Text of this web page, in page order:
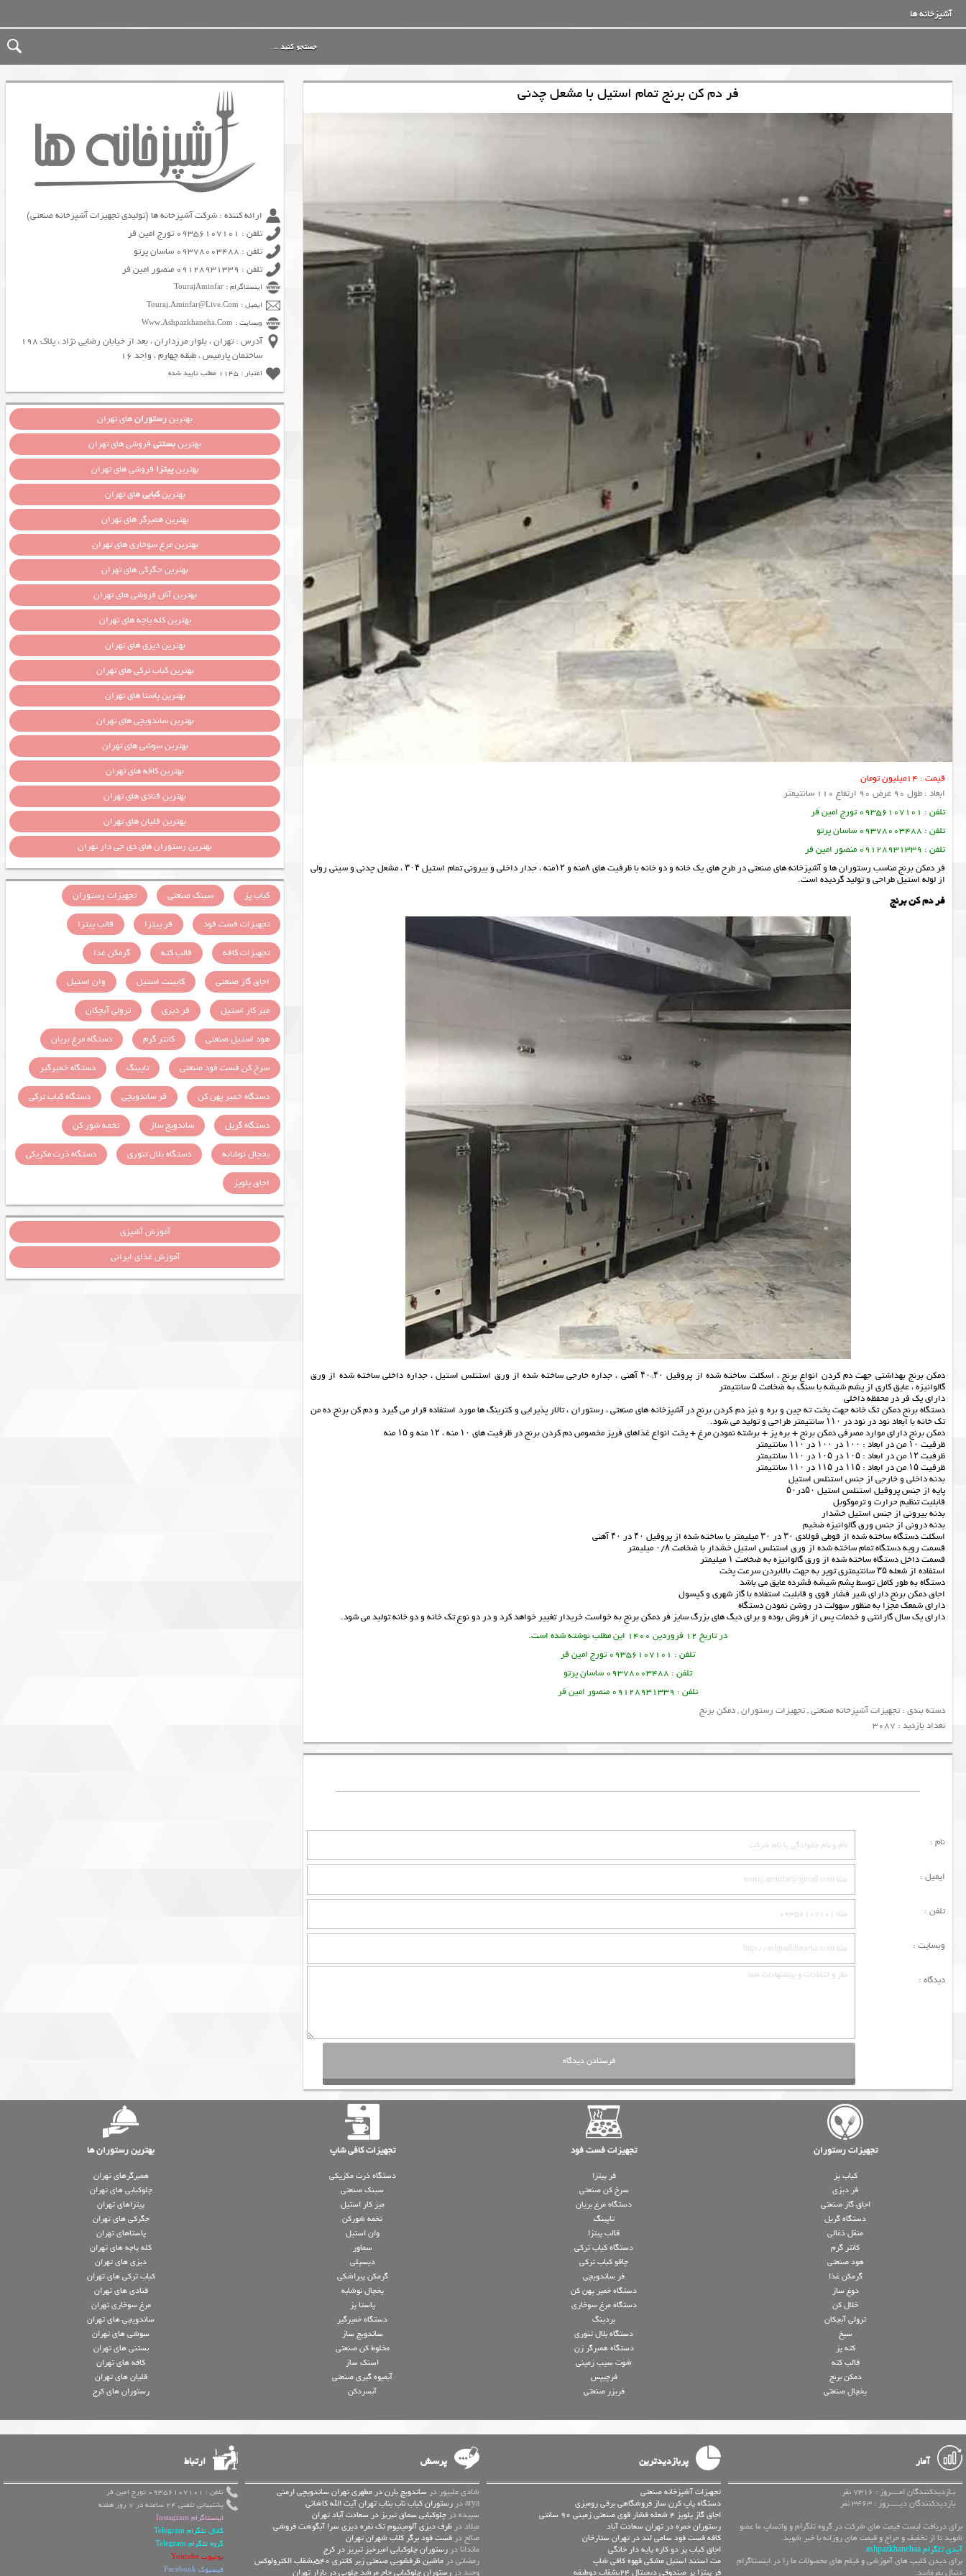
آشپزخانه ها
فر دم کن برنج تمام استیل با مشعل چدنی
قیمت : 14میلیون تومان
ابعاد : طول 90 عرض 90 ارتفاع 110 سانتیمتر
تلفن : 09356107101 تورج امین فر
تلفن : 09378003488 ساسان پرتو
تلفن : 09128931339 منصور امین فر
فر دمکن برنج مناسب رستوران ها و آشپزخانه های صنعتی در طرح های یک خانه و دو خانه با ظرفیت های ۸منه و ۱۲منه ، جدار داخلی و بیرونی تمام استیل ۳۰۴ ، مشعل چدنی و سینی رولی
از لوله استیل طراحی و تولید گردیده است.
فر دم کن برنج
دمکن برنج بهداشتی جهت دم کردن انواع برنج ، اسکلت ساخته شده از پروفیل ۴۰*۴۰ آهنی ، جداره خارجی ساخته شده از ورق استنلس استیل ، جداره داخلی ساخته شده از ورق
گالوانیزه ، عایق کاری از پشم شیشه یا سنگ به ضخامت ۵ سانتیمتر
دارای یک فر در محفظه داخلی
دستگاه برنج دمکن تک خانه جهت پخت ته چین و بره و نیز دم کردن برنج در آشپزخانه های صنعتی ، رستوران ، تالار پذیرایی و کترینگ ها مورد استفاده قرار می گیرد و دم کن برنج ده من
تک خانه با ابعاد نود در نود در ۱۱۰ سانتیمتر طراحی و تولید می شود.
دمکن برنج دارای موارد مصرفی دمکن برنج + بره پز + برشته نمودن مرغ + پخت انواع غذاهای فرپز مخصوص دم کردن برنج در ظرفیت های ۱۰ منه ، ۱۲ منه و ۱۵ منه
ظرفیت ۱۰ من در ابعاد : ۱۰۰ در ۱۰۰ در ۱۱۰ سانتیمتر
ظرفیت ۱۲ من در ابعاد : ۱۰۵ در ۱۰۵ در ۱۱۰ سانتیمتر
ظرفیت ۱۵ من در ابعاد : ۱۱۵ در ۱۱۵ در ۱۱۰ سانتیمتر
بدنه داخلی و خارجی از جنس استنلس استیل
پایه از جنس پروفیل استنلس استیل ۵۰در۵۰
قابلیت تنظیم حرارت و ترموکوبل
بدنه بیرونی از جنس استیل خشدار
بدنه درونی از جنس ورق گالوانیزه ضخیم
اسکلت دستگاه ساخته شده از قوطی فولادی ۳۰ در ۳۰ میلیمتر یا ساخته شده از پروفیل ۴۰ در ۴۰ آهنی
قسمت رویه دستگاه تمام ساخته شده از ورق استنلس استیل خشدار با ضخامت ۰/۸ میلیمتر
قسمت داخل دستگاه ساخته شده از ورق گالوانیزه به ضخامت ۱ میلیمتر
استفاده از شعله ۳۵ سانتیمتری توپر به جهت بالابردن سرعت پخت
دستگاه به طور کامل توسط پشم شیشه فشرده عایق می باشد
اجاق دمکن برنج دارای شیر فشار قوی و قابلیت استفاده با گاز شهری و کپسول
دارای شمعک مجزا به منظور سهولت در روشن نمودن دستگاه
دارای یک سال گارانتی و خدمات پس از فروش بوده و برای دیگ های بزرگ سایز فر دمکن برنج به خواست خریدار تغییر خواهد کرد و در دو نوع تک خانه و دو خانه تولید می شود.
در تاریخ 12 فروردین 1400 این مطلب نوشته شده است.
تلفن : 09356107101 تورج امین فر
تلفن : 09378003488 ساسان پرتو
تلفن : 09128931339 منصور امین فر
دسته بندی :تجهیزات آشپزخانه صنعتی,تجهیزات رستوران,دمکن برنج
تعداد بازدید : 3087
نام :
ایمیل :
تلفن :
وبسایت :
دیدگاه :
ارائه کننده : شرکت آشپزخانه ها (تولیدی تجهیزات آشپزخانه صنعتی)
تلفن : 09356107101 تورج امین فر
تلفن : 09378003488 ساسان پرتو
تلفن : 09128931339 منصور امین فر
اینستاگرام : TourajAminfar
ایمیل : Touraj.Aminfar@Live.Com
وبسایت : Www.Ashpazkhaneha.Com
آدرس : تهران ، بلوار مرزداران ، بعد از خیابان رضایی نژاد ، پلاک 198
ساختمان پارمیس ، طبقه چهارم ، واحد 16
اعتبار : 1145 مطلب تایید شده
بهترینرستورانهای تهران
بهترینبستنیفروشی های تهران
بهترینپیتزا فروشی های تهران
بهترینکبابیهای تهران
بهترین همبرگر های تهران
بهترین مرغ سوخاری های تهران
بهترین جگرکی های تهران
بهترین آش فروشی های تهران
بهترین کله پاچه های تهران
بهترین دیزی های تهران
بهترین کباب ترکی های تهران
بهترین پاستا های تهران
بهترین ساندویچی های تهران
بهترین سوشی های تهران
بهترین کافه های تهران
بهترین قنادی های تهران
بهترین قلیان های تهران
بهترین رستوران های دی جی دار تهران
کباب پز سینک صنعتی
تجهیزات رستوران
تجهیزات فست فود
فر پیتزا
قالب پیتزا
تجهیزات کافه
قالب کته
گرمکن غذا
اجاق گاز صنعتی
کابینت استیل
وان استیل
میز کار استیل
فر دیزی
ترولی آبچکان
هود استیل صنعتی
کانتر گرم
دستگاه مرغ بریان
سرخ کن فست فود صنعتی
تاپینگ
دستگاه خمیرگیر
دستگاه خمیر پهن کن
فر ساندویچی
دستگاه کباب ترکی
دستگاه گریل
ساندویچ ساز
تخمه شور کن
یخچال نوشابه
دستگاه بلال تنوری
دستگاه ذرت مکزیکی
اجاق پلوپز
آموزش آشپزی
آموزش غذای ایرانی
تجهیزات رستوران تجهیزات فست فود تجهیزات کافی شاپ بهترین رستوران ها
کباب پز
فر دیزی
اجاق گاز صنعتی
دستگاه گریل
منقل ذغالی
کانتر گرم
هود صنعتی
گرمکن غذا
دوغ ساز
خلال کن
ترولی آبچکان
سیخ
کته پز
قالب کته
دمکن برنج
یخچال صنعتی
فر پیتزا
سرخ کن صنعتی
دستگاه مرغ بریان
تاپینگ
قالب پیتزا
دستگاه کباب ترکی
چاقو کباب ترکی
فر ساندویچی
دستگاه خمیر پهن کن
دستگاه مرغ سوخاری
بردینگ
دستگاه بلال تنوری
دستگاه همبرگر زن
شوت سیب زمینی
فرچیپس
فریزر صنعتی
دستگاه ذرت مکزیکی
سینک صنعتی
میز کار استیل
تخمه شورکن
وان استیل
سماور
دیسپلی
گرمکن پیراشکی
یخچال نوشابه
پاستا پز
دستگاه خمیرگیر
ساندویچ ساز
مخلوط کن صنعتی
اسنک ساز
آبمیوه گیری صنعتی
آبسردکن
همبرگرهای تهران
چلوکبابی های تهران
پیتزاهای تهران
جگرکی های تهران
پاستاهای تهران
کله پاچه های تهران
دیزی های تهران
کباب ترکی های تهران
قنادی های تهران
مرغ سوخاری تهران
ساندویچی های تهران
سوشی های تهران
بستنی های تهران
کافه های تهران
قلیان های تهران
رستوران های کرج
آمار
بـازدیدکنندگان امــــروز : 7316 نفر
بازدیدکنندگان دیـــــروز : 3463 نفر
برای دریافت لیست قیمت های شرکت در گروه تلگرام و واتساپ ما عضو
شوید تا از تخفیف و حراج و قیمت های روزانه با خبر شوید.
آیدی تلگرام ashpazkhanehaa
برای دیدن کلیپ های آموزشی و فیلم های محصولات ما را در اینستاگرام
دنبال بفرمایید.
پربازدیدترین
تجهیزات آشپزخانه صنعتی
دستگاه پاپ کرن ساز فروشگاهی برقی رومیزی
اجاق گاز پلوپز 4 شعله فشار قوی صنعتی زمینی 90 سانتی
رستوران خمره در تهران سعادت آباد
کافه فست فود سامی لند در تهران ستارخان
اجاق کباب پز دو کاره پایه دار خانگی
مت استند استیل مشکی قهوه کافی شاپ
فر پیتزا پز صندوقی دیجیتال 24بشقاب دوطبقه
پرسش
شادی علیپور در ساندویچ بارن در مطهری تهران ساندویچی ارمنی
arya در
رستوران کباب ناب بناب تهران آیت الله کاشانی
سپیده در چلوکبابی سماق تبریز در سعادت آباد تهران
میلاد در ظرف دیزی آلومینیوم تک نفره دیزی سرا آبگوشت فروشی
صالح در فست فود برگر کلاب شهران تهران
ماندانا در رستوران چلوکبابی امیرخیز تبریز در کرج
رمضانی در ماشین ظرفشویی صنعتی زیر کانتری 540بشقاب الکترولوکس
وحید در رستوران چلوکبابی حاج مرشد چلویی در بازار تهران
ارتباط
تلفن : 09356107101 تورج امین فر
پشتیبانی تلفنی 24 ساعته در 7 روز هفته
اینستاگرام Instagram
کانال تلگرام Telegram
گروه تلگرام Telegram
یوتیوب Youtube
فیسبوک Facebook